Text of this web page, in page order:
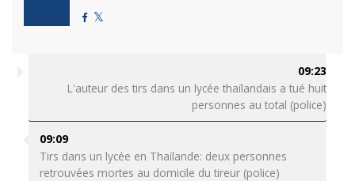
09:23
L'auteur des tirs dans un lycée thaïlandais a tué huit
personnes au total (police)
09:09
Tirs dans un lycée en Thaïlande: deux personnes
retrouvées mortes au domicile du tireur (police)